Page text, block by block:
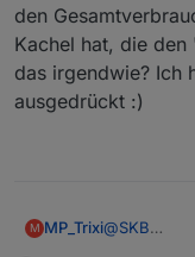
den
Kachel hat, die
das irgendwie? Ich
ausgedrückt :)
M MP_Trixi@SKB